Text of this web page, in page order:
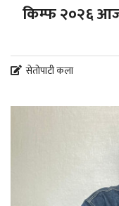
किम्फ २०२६
सेतोपाटी कला